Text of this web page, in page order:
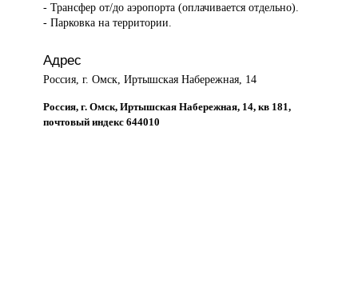
- Трансфер от/до аэропорта (оплачивается отдельно).
- Парковка на территории.
Адрес
Россия, г. Омск, Иртышская Набережная, 14
Россия, г. Омск, Иртышская Набережная, 14, кв 181,
почтовый индекс 644010